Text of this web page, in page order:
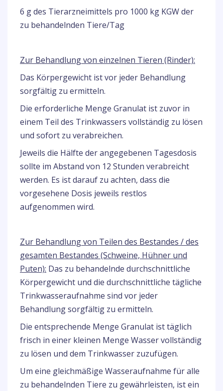
6 g des Tierarzneimittels pro 1000 kg KGW der
zu behandelnden Tiere/Tag
Zur Behandlung von einzelnen Tieren (Rinder):
Das Körpergewicht ist vor jeder Behandlung
sorgfältig zu ermitteln.
Die erforderliche Menge Granulat ist zuvor in
einem Teil des Trinkwassers vollständig zu lösen
und sofort zu verabreichen.
Jeweils die Hälfte der angegebenen Tagesdosis
sollte im Abstand von 12 Stunden verabreicht
werden. Es ist darauf zu achten, dass die
vorgesehene Dosis jeweils restlos
aufgenommen wird.
Zur Behandlung von Teilen des Bestandes / des
gesamten Bestandes (Schweine, Hühner und
Puten): Das zu behandelnde durchschnittliche
Körpergewicht und die durchschnittliche tägliche
Trinkwasseraufnahme sind vor jeder
Behandlung sorgfältig zu ermitteln.
Die entsprechende Menge Granulat ist täglich
frisch in einer kleinen Menge Wasser vollständig
zu lösen und dem Trinkwasser zuzufügen.
Um eine gleichmäßige Wasseraufnahme für alle
zu behandelnden Tiere zu gewährleisten, ist ein